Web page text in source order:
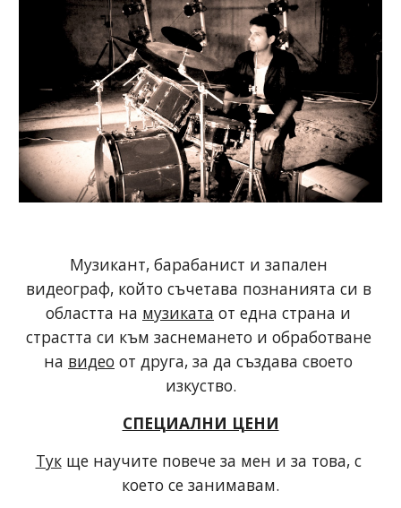
Музикант, барабанист и запален
видеограф, който съчетава познанията си в
областта на музиката от една страна и
страстта си към заснемането и обработване
на видео от друга, за да създава своето
изкуство.
СПЕЦИАЛНИ ЦЕНИ
Тук ще научите повече за мен и за това, с
което се занимавам.